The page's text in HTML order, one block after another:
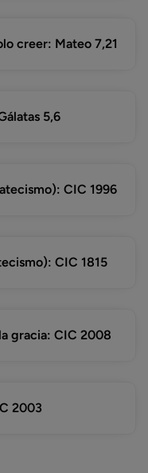
creer: Mateo 7,21
5,6
CIC 1996
CIC 1815
gracia: CIC 2008
2003